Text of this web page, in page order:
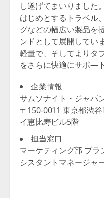
し遂げてまいりました
はじめとするトラベル
グなどの幅広い製品を
ンドとして展開してい
軽量で、そしてよりタ
をさらに快適にサポ―
企業情報
サムソナイト・ジャパ
〒150-0011 東京都渋
イ恵比寿ビル5階
担当窓口
マーケティング部 ブラ
シスタントマネージャ